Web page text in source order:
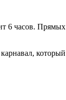
6 часов.